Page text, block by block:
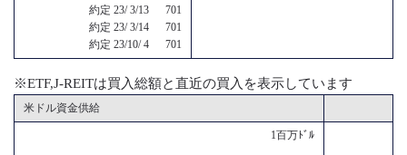
約定 23/ 3/13 701
約定 23/ 3/14 701
約定 23/10/ 4 701
※ETF,J-REITは買入総額と直近の買入を表示しています
米ドル資金供給
1百万ﾄﾞﾙ